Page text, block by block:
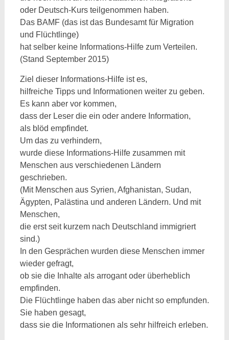
oder Deutsch-Kurs teilgenommen haben.
Das BAMF (das ist das Bundesamt für Migration
und Flüchtlinge)
hat selber keine Informations-Hilfe zum Verteilen.
(Stand September 2015)
Ziel dieser Informations-Hilfe ist es,
hilfreiche Tipps und Informationen weiter zu geben.
Es kann aber vor kommen,
dass der Leser die ein oder andere Information,
als blöd empfindet.
Um das zu verhindern,
wurde diese Informations-Hilfe zusammen mit
Menschen aus verschiedenen Ländern
geschrieben.
(Mit Menschen aus Syrien, Afghanistan, Sudan,
Ägypten, Palästina und anderen Ländern. Und mit
Menschen,
die erst seit kurzem nach Deutschland immigriert
sind.)
In den Gesprächen wurden diese Menschen immer
wieder gefragt,
ob sie die Inhalte als arrogant oder überheblich
empfinden.
Die Flüchtlinge haben das aber nicht so empfunden.
Sie haben gesagt,
dass sie die Informationen als sehr hilfreich erleben.